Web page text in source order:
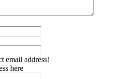
email address!
here